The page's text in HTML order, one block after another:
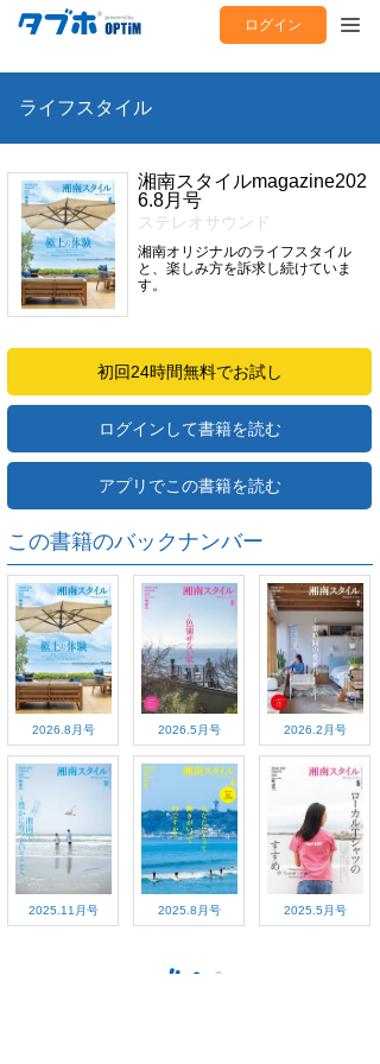
ログイン
ライフスタイル
湘南スタイルmagazine202
6.8月号
ステレオサウンド
湘南オリジナルのライフスタイル
と、楽しみ方を訴求し続けていま
す。
初回24時間無料でお試し
ログインして書籍を読む
アプリでこの書籍を読む
この書籍のバックナンバー
2026.8月号 2026.5月号 2026.2月号
2025.11月号 2025.8月号 2025.5月号